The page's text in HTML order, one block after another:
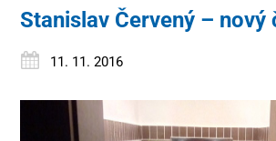
Stanislav Červený – nový
11. 11. 2016